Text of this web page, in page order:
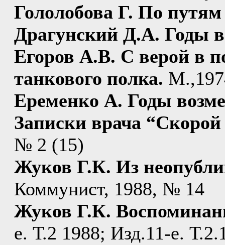
Гололобова Г. По
Драгунский Д.А. Годы
Егоров А.В. С верой в
танкового полка.
Еременко А. Годы
Записки врача
№ 2 (15)
Жуков Г.К. Из
Коммунист, 1988, № 14
Жуков Г.К.
е. Т.2 1988; Изд.11-е.